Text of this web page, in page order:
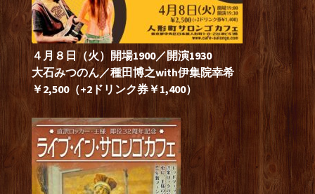
４月８日（火）開場1900／開演1930
大石みつのん／種田博之with伊集院幸希
￥2,500（+2ドリンク券￥1,400）